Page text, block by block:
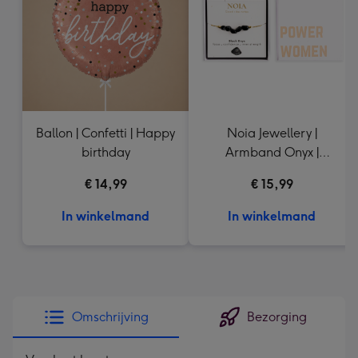
mm
Ballon | Confetti | Happy
birthday
€ 14,99
In winkelmand
Noia Jewellery |
Armband Onyx |
€ 15,99
In winkelmand
Omschrijving Bezorging